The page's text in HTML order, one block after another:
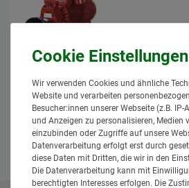
BP-Güllekompressor Güllewagen
Kompressor 6150l MEC5000m max.
1.644,95 € *
Lieferzeit: 1 bis 3 Tage*
In den Warenkorb
inkl. MwSt.
Wir verwenden Cookies und ähnliche
Website und verarbeiten
Besucher:innen unserer Webseite (z.B. IP-
und Anzeigen zu personalisieren, Medien
einzubinden oder Zugriffe auf unsere
Datenverarbeitung erfolgt erst durch
diese Daten mit Dritten, die wir in den
Die Datenverarbeitung kann mit
berechtigten Interesses erfolgen. Die